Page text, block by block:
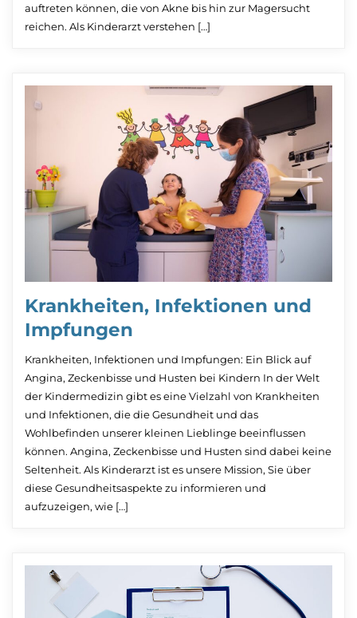
auftreten können, die von Akne bis hin zur Magersucht
reichen. Als Kinderarzt verstehen […]
Krankheiten, Infektionen und
Impfungen
Krankheiten, Infektionen und Impfungen: Ein Blick auf
Angina, Zeckenbisse und Husten bei Kindern In der Welt
der Kindermedizin gibt es eine Vielzahl von Krankheiten
und Infektionen, die die Gesundheit und das
Wohlbefinden unserer kleinen Lieblinge beeinflussen
können. Angina, Zeckenbisse und Husten sind dabei keine
Seltenheit. Als Kinderarzt ist es unsere Mission, Sie über
diese Gesundheitsaspekte zu informieren und
aufzuzeigen, wie […]